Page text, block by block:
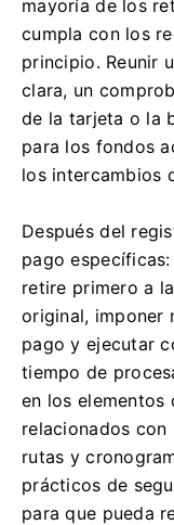
mayoría de los
cumpla con los
principio. Reunir
clara, un
de la tarjeta o la
para los fondos
los intercambios
Después del
pago
retire primero a
original, imponer
pago y ejecutar
tiempo de
en los elementos
relacionados
rutas y
prácticos de
para que pueda